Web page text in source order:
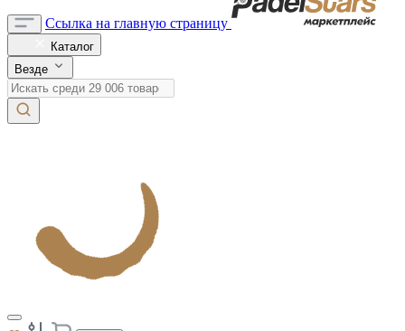
Ссылка на главную страницу
Каталог
Везде